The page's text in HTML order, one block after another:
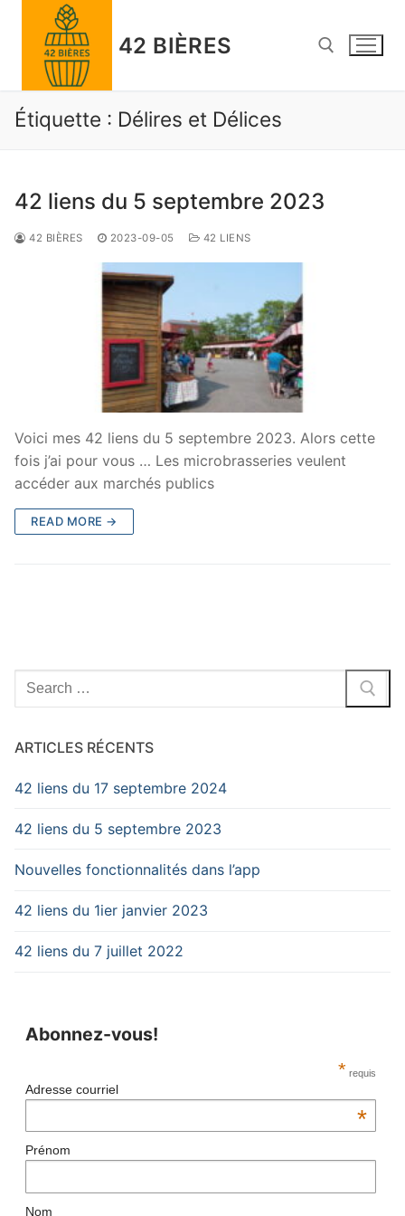
content
42 BIÈRES
Search for:
Étiquette : Délires et Délices
42 liens du 5 septembre 2023
42 BIÈRES 2023-09-05 42 LIENS
Voici mes 42 liens du 5 septembre 2023. Alors cette
fois j’ai pour vous … Les microbrasseries veulent
accéder aux marchés publics
READ MORE →
Search
for:
ARTICLES RÉCENTS
42 liens du 17 septembre 2024
42 liens du 5 septembre 2023
Nouvelles fonctionnalités dans l’app
42 liens du 1ier janvier 2023
42 liens du 7 juillet 2022
Abonnez-vous!
* requis
Adresse courriel
*
Prénom
Nom